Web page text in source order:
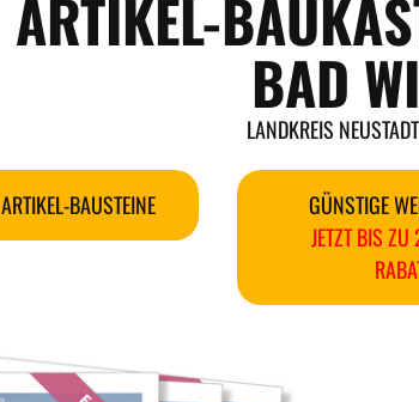
ARTIKEL-
BAD
LANDKREIS
ARTIKEL-BAUSTEINE
GÜNSTIGE
JETZT BIS